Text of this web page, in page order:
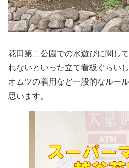
花田第二公園での水遊びに関し
れないといった立て看板ぐらい
オムツの着用など一般的なルー
思います。